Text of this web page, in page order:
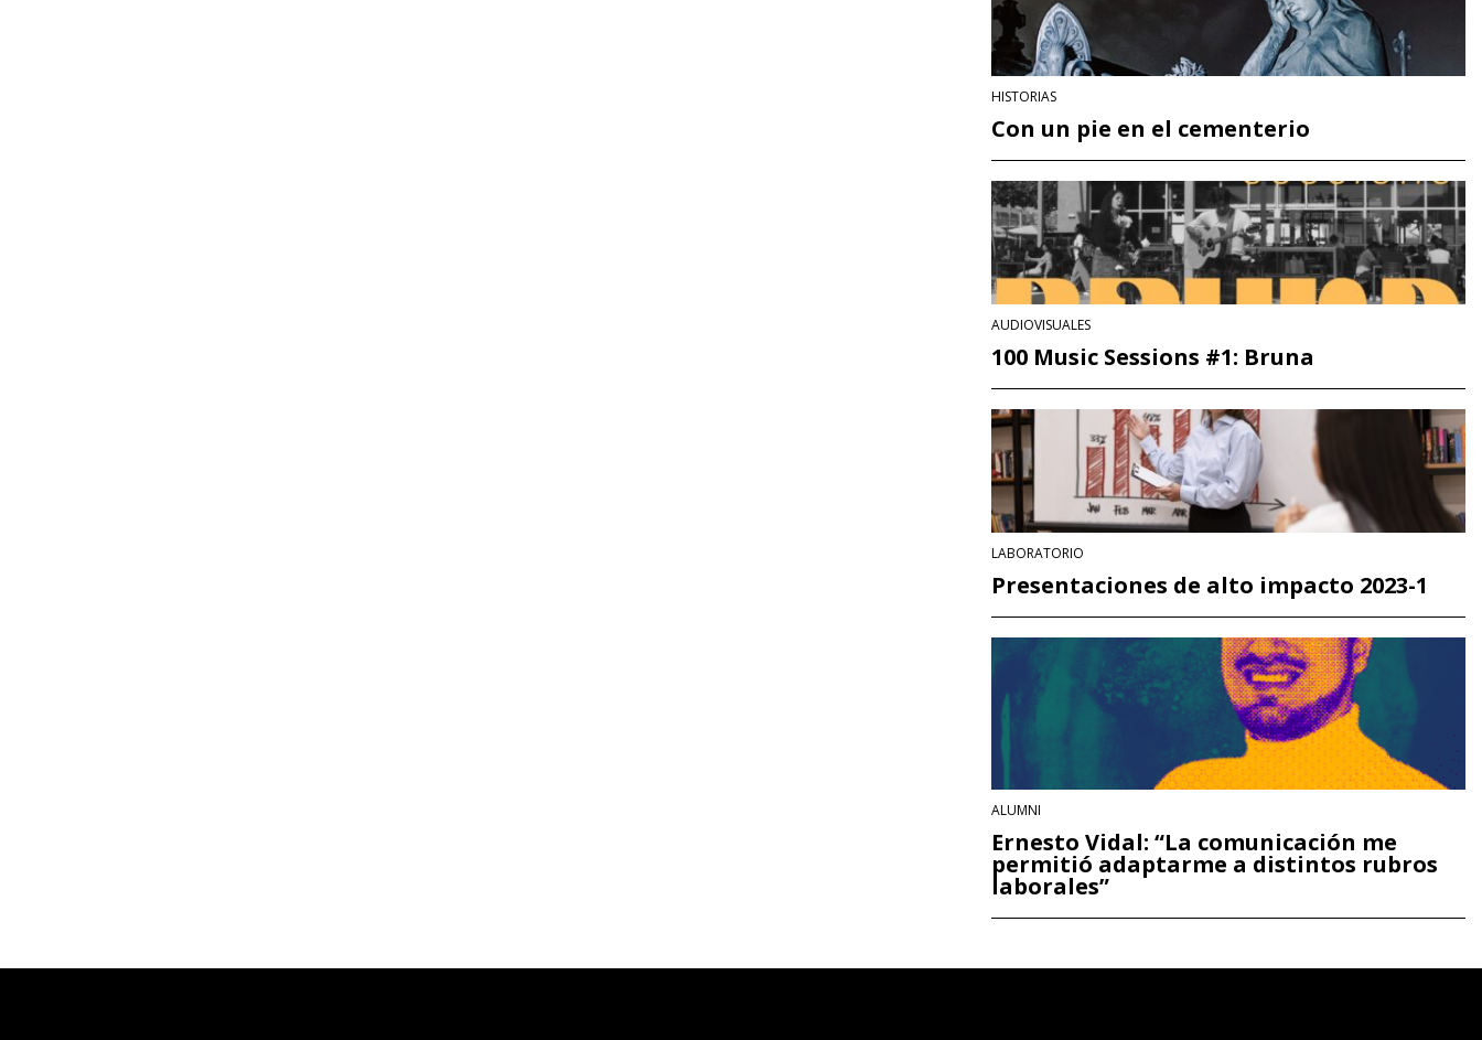
HISTORIAS
Con un pie en el cementerio
AUDIOVISUALES
100 Music Sessions #1: Bruna
LABORATORIO
Presentaciones de alto impacto 2023-1
ALUMNI
Ernesto Vidal: “La comunicación me
permitió adaptarme a distintos rubros
laborales”